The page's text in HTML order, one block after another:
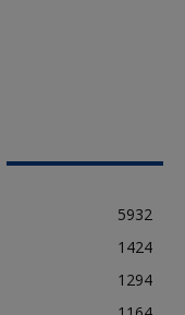
5932
1424
1294